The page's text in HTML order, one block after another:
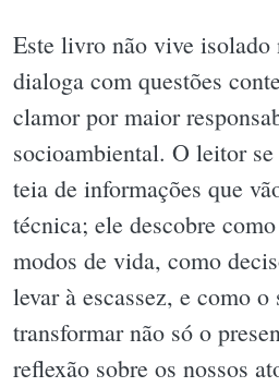
Este livro não vive isolado
dialoga com questões
clamor por maior
socioambiental. O leitor
teia de informações que
técnica; ele descobre
modos de vida, como
levar à escassez, e como o
transformar não só o
reflexão sobre os nossos